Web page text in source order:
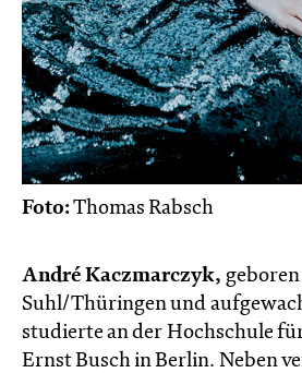
Foto:Thomas Rabsch
André Kaczmarczyk, geboren
Suhl/Thüringen und
studierte an der Hochschule
Ernst Busch in Berlin. Neben